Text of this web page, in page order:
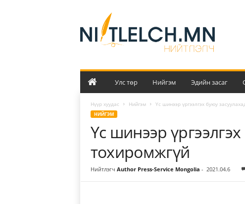
й
т
л
Улс төр Нийгэм Эдийн засаг
Нүүр хуудас Нийгэм Үс шинээр үргээлгэх буюу
НИЙГЭМ
Үс шинээр
тохиромжгүй
Нийтлэгч Author Press-Service Mongolia - 2021.04.6